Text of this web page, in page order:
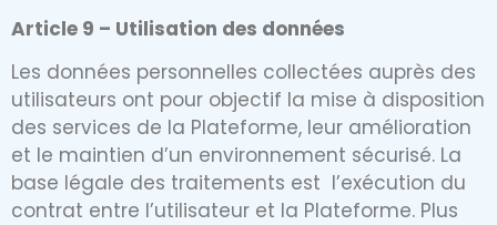
Article 9 – Utilisation des données
Les données personnelles collectées auprès des
utilisateurs ont pour objectif la mise à disposition
des services de la Plateforme, leur amélioration
et le maintien d’un environnement sécurisé. La
base légale des traitements est l’exécution du
contrat entre l’utilisateur et la Plateforme. Plus